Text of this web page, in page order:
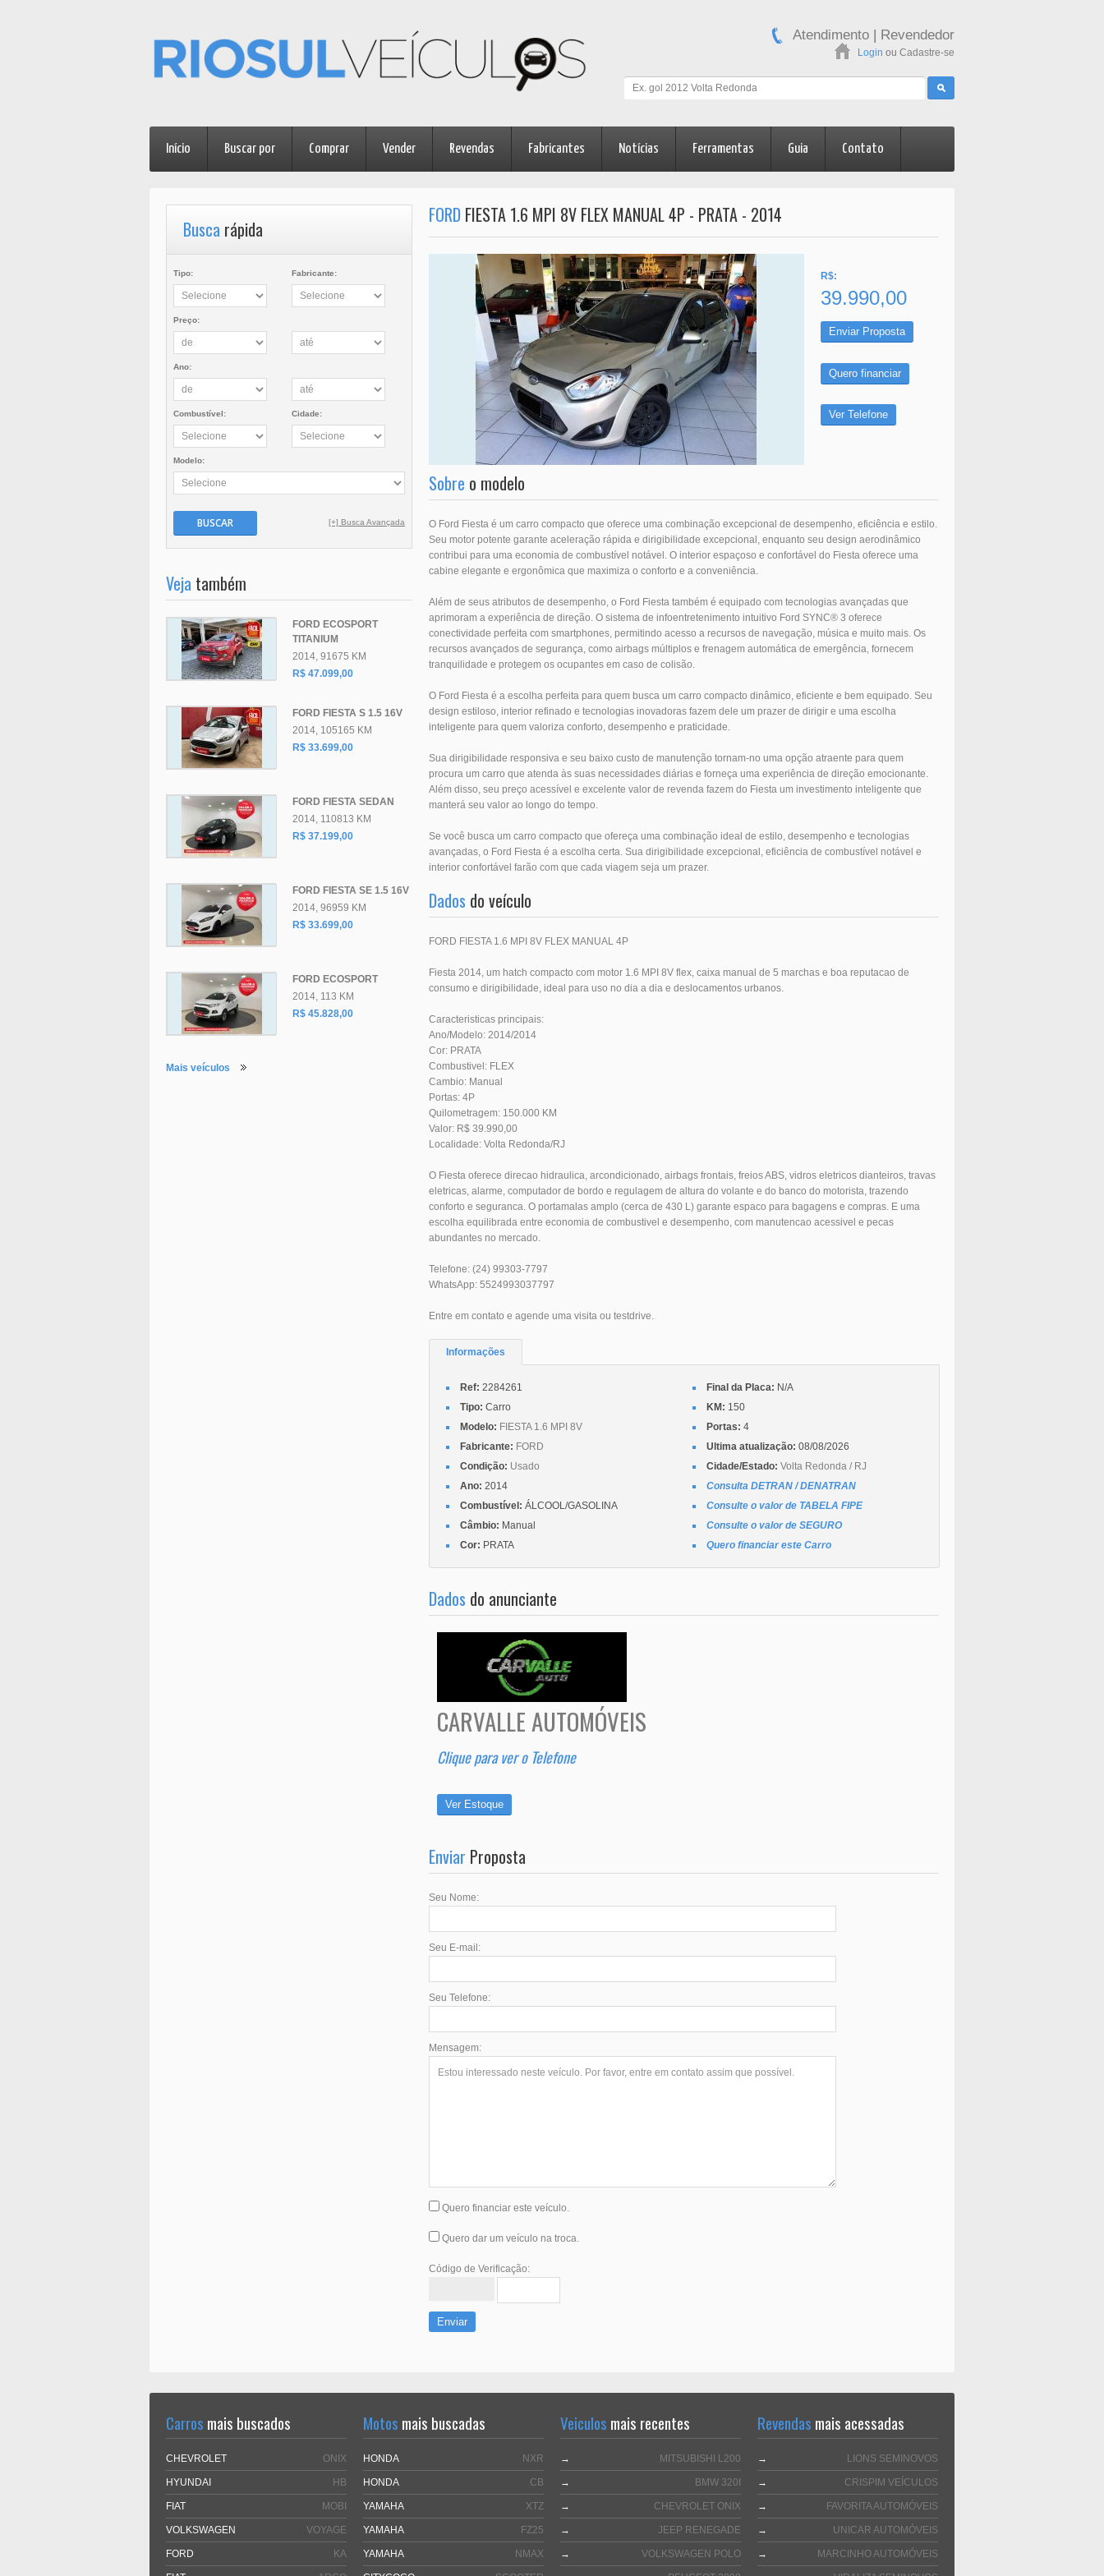
Atendimento | Revendedor
Login ou Cadastre-se
Início Buscar por Comprar Vender Revendas Fabricantes Notícias Ferramentas Guia Contato
FORD FIESTA 1.6 MPI 8V FLEX MANUAL 4P - PRATA - 2014
R$:
39.990,00
Enviar Proposta
Quero financiar
Ver Telefone
Sobre o modelo
O Ford Fiesta é um carro compacto que oferece uma combinação excepcional de desempenho, eficiência e estilo.
Seu motor potente garante aceleração rápida e dirigibilidade excepcional, enquanto seu design aerodinâmico
contribui para uma economia de combustível notável. O interior espaçoso e confortável do Fiesta oferece uma
cabine elegante e ergonômica que maximiza o conforto e a conveniência.
Além de seus atributos de desempenho, o Ford Fiesta também é equipado com tecnologias avançadas que
aprimoram a experiência de direção. O sistema de infoentretenimento intuitivo Ford SYNC® 3 oferece
conectividade perfeita com smartphones, permitindo acesso a recursos de navegação, música e muito mais. Os
recursos avançados de segurança, como airbags múltiplos e frenagem automática de emergência, fornecem
tranquilidade e protegem os ocupantes em caso de colisão.
O Ford Fiesta é a escolha perfeita para quem busca um carro compacto dinâmico, eficiente e bem equipado. Seu
design estiloso, interior refinado e tecnologias inovadoras fazem dele um prazer de dirigir e uma escolha
inteligente para quem valoriza conforto, desempenho e praticidade.
Sua dirigibilidade responsiva e seu baixo custo de manutenção tornam-no uma opção atraente para quem
procura um carro que atenda às suas necessidades diárias e forneça uma experiência de direção emocionante.
Além disso, seu preço acessível e excelente valor de revenda fazem do Fiesta um investimento inteligente que
manterá seu valor ao longo do tempo.
Se você busca um carro compacto que ofereça uma combinação ideal de estilo, desempenho e tecnologias
avançadas, o Ford Fiesta é a escolha certa. Sua dirigibilidade excepcional, eficiência de combustível notável e
interior confortável farão com que cada viagem seja um prazer.
Dados do veículo
FORD FIESTA 1.6 MPI 8V FLEX MANUAL 4P
Fiesta 2014, um hatch compacto com motor 1.6 MPI 8V flex, caixa manual de 5 marchas e boa reputacao de
consumo e dirigibilidade, ideal para uso no dia a dia e deslocamentos urbanos.
Caracteristicas principais:
Ano/Modelo: 2014/2014
Cor: PRATA
Combustivel: FLEX
Cambio: Manual
Portas: 4P
Quilometragem: 150.000 KM
Valor: R$ 39.990,00
Localidade: Volta Redonda/RJ
O Fiesta oferece direcao hidraulica, arcondicionado, airbags frontais, freios ABS, vidros eletricos dianteiros, travas
eletricas, alarme, computador de bordo e regulagem de altura do volante e do banco do motorista, trazendo
conforto e seguranca. O portamalas amplo (cerca de 430 L) garante espaco para bagagens e compras. E uma
escolha equilibrada entre economia de combustivel e desempenho, com manutencao acessivel e pecas
abundantes no mercado.
Telefone: (24) 99303-7797
WhatsApp: 5524993037797
Entre em contato e agende uma visita ou testdrive.
Informações
Ref: 2284261
Tipo: Carro
Modelo: FIESTA 1.6 MPI 8V
Fabricante: FORD
Condição: Usado
Ano: 2014
Combustível: ÁLCOOL/GASOLINA
Câmbio: Manual
Cor: PRATA
Final da Placa: N/A
KM: 150
Portas: 4
Ultima atualização: 08/08/2026
Cidade/Estado: Volta Redonda / RJ
Consulta DETRAN / DENATRAN
Consulte o valor de TABELA FIPE
Consulte o valor de SEGURO
Quero financiar este Carro
Dados do anunciante
CARVALLE AUTOMÓVEIS
Clique para ver o Telefone
Ver Estoque
Enviar Proposta
Seu Nome:
Seu E-mail:
Seu Telefone:
Mensagem:
Quero financiar este veículo.
Quero dar um veículo na troca.
Código de Verificação:
Enviar
Busca rápida
Tipo: Fabricante:
Preço:
Ano:
Combustível: Cidade:
Modelo:
BUSCAR [+] Busca Avançada
Veja também
FORD ECOSPORT
TITANIUM
2014, 91675 KM
R$ 47.099,00
FORD FIESTA S 1.5 16V
2014, 105165 KM
R$ 33.699,00
FORD FIESTA SEDAN
2014, 110813 KM
R$ 37.199,00
FORD FIESTA SE 1.5 16V
2014, 96959 KM
R$ 33.699,00
FORD ECOSPORT
2014, 113 KM
R$ 45.828,00
Mais veículos
Carros mais buscados
CHEVROLET ONIX
HYUNDAI HB
FIAT MOBI
VOLKSWAGEN VOYAGE
FORD KA
Motos mais buscadas
HONDA NXR
HONDA CB
YAMAHA XTZ
YAMAHA FZ25
YAMAHA NMAX
Veiculos mais recentes
→ MITSUBISHI L200
→ BMW 320I
→ CHEVROLET ONIX
→ JEEP RENEGADE
→ VOLKSWAGEN POLO
Revendas mais acessadas
→ LIONS SEMINOVOS
→ CRISPIM VEÍCULOS
→ FAVORITA AUTOMÓVEIS
→ UNICAR AUTOMÓVEIS
→ MARCINHO AUTOMÓVEIS